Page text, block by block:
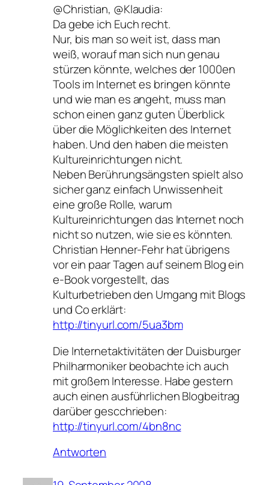
@Christian, @Klaudia:
Da gebe ich Euch recht.
Nur, bis man so weit ist, dass man
weiß, worauf man sich nun genau
stürzen könnte, welches der 1000en
Tools im Internet es bringen könnte
und wie man es angeht, muss man
schon einen ganz guten Überblick
über die Möglichkeiten des Internet
haben. Und den haben die meisten
Kultureinrichtungen nicht.
Neben Berührungsängsten spielt also
sicher ganz einfach Unwissenheit
eine große Rolle, warum
Kultureinrichtungen das Internet noch
nicht so nutzen, wie sie es könnten.
Christian Henner-Fehr hat übrigens
vor ein paar Tagen auf seinem Blog ein
e-Book vorgestellt, das
Kulturbetrieben den Umgang mit Blogs
und Co erklärt:
http://tinyurl.com/5ua3bm
Die Internetaktivitäten der Duisburger
Philharmoniker beobachte ich auch
mit großem Interesse. Habe gestern
auch einen ausführlichen Blogbeitrag
darüber gescchrieben:
http://tinyurl.com/4bn8nc
Antworten